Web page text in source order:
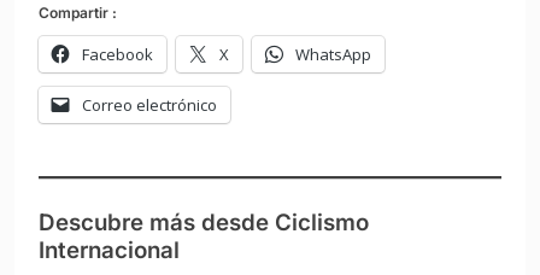
Compartir :
Facebook X WhatsApp
Correo electrónico
Descubre más desde Ciclismo
Internacional